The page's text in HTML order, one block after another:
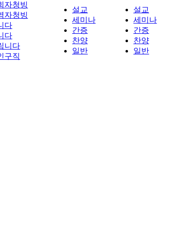
자청빙
자청빙
다
다
니다
구직
설교
세미나
간증
찬양
일반
설교
세미나
간증
찬양
일반